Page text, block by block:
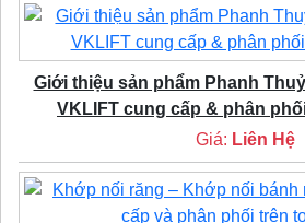
Giới thiệu sản phẩm Phanh
VKLIFT cung cấp & phân
Giá: Liên Hệ